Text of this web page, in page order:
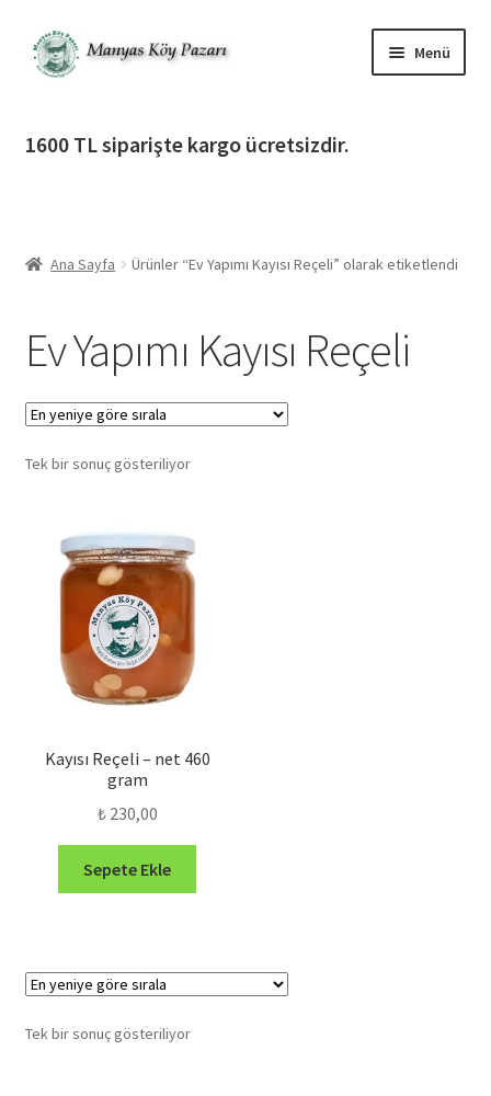
Dolaşıma
geç
İçeriğe
geç
Menü
genişlet
İletişim
1600 TL siparişte kargo ücretsizdir.
Ana Sayfa Ürünler “Ev Yapımı Kayısı Reçeli” olarak etiketlendi
Ev Yapımı Kayısı Reçeli
Tek bir sonuç gösteriliyor
Kayısı Reçeli – net 460
gram
₺230,00
Sepete Ekle
Tek bir sonuç gösteriliyor